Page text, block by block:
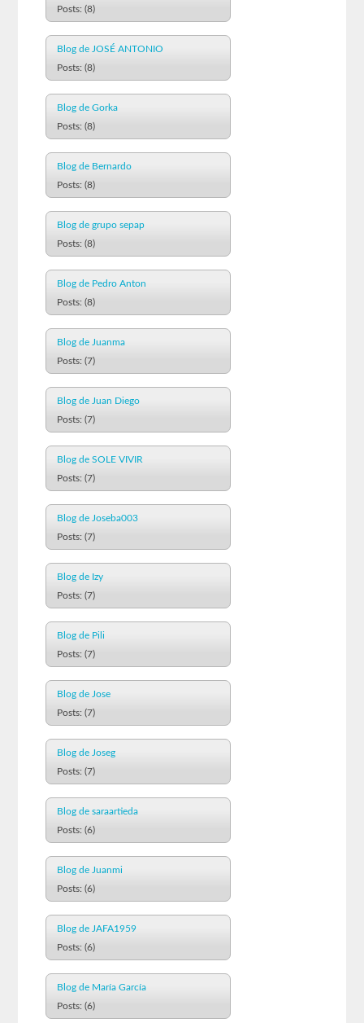
Posts: (8)
Blog de JOSÉ ANTONIO
Posts: (8)
Blog de Gorka
Posts: (8)
Blog de Bernardo
Posts: (8)
Blog de grupo sepap
Posts: (8)
Blog de Pedro Anton
Posts: (8)
Blog de Juanma
Posts: (7)
Blog de Juan Diego
Posts: (7)
Blog de SOLE VIVIR
Posts: (7)
Blog de Joseba003
Posts: (7)
Blog de Izy
Posts: (7)
Blog de Pili
Posts: (7)
Blog de Jose
Posts: (7)
Blog de Joseg
Posts: (7)
Blog de saraartieda
Posts: (6)
Blog de Juanmi
Posts: (6)
Blog de JAFA1959
Posts: (6)
Blog de María García
Posts: (6)